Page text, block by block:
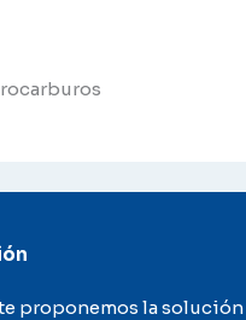
proponemos la solución